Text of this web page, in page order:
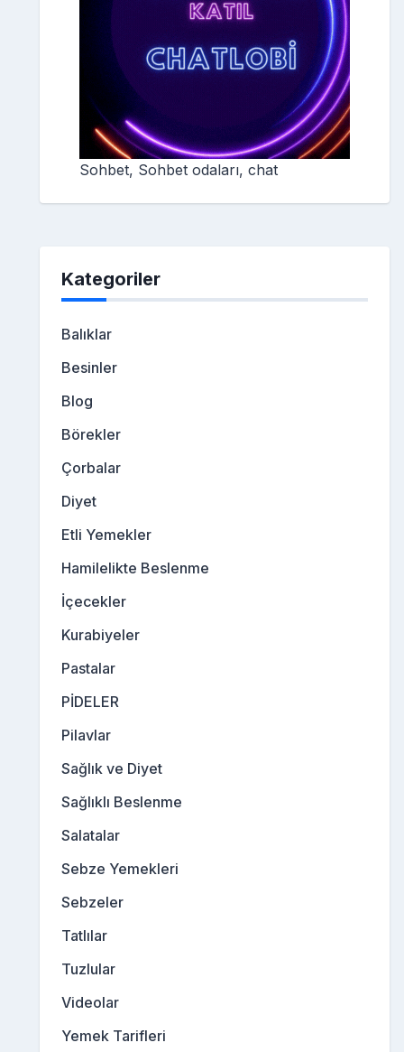
Sohbet, Sohbet odaları, chat
Kategoriler
Balıklar
Besinler
Blog
Börekler
Çorbalar
Diyet
Etli Yemekler
Hamilelikte Beslenme
İçecekler
Kurabiyeler
Pastalar
PİDELER
Pilavlar
Sağlık ve Diyet
Sağlıklı Beslenme
Salatalar
Sebze Yemekleri
Sebzeler
Tatlılar
Tuzlular
Videolar
Yemek Tarifleri